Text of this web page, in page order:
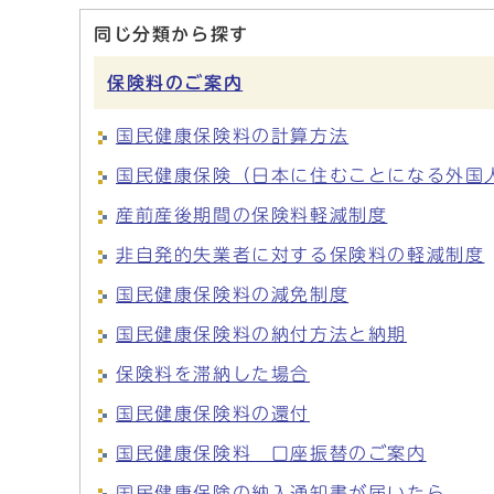
同じ分類から探す
保険料のご案内
国民健康保険料の計算方法
国民健康保険（日本に住むことになる外国
産前産後期間の保険料軽減制度
非自発的失業者に対する保険料の軽減制度
国民健康保険料の減免制度
国民健康保険料の納付方法と納期
保険料を滞納した場合
国民健康保険料の還付
国民健康保険料 口座振替のご案内